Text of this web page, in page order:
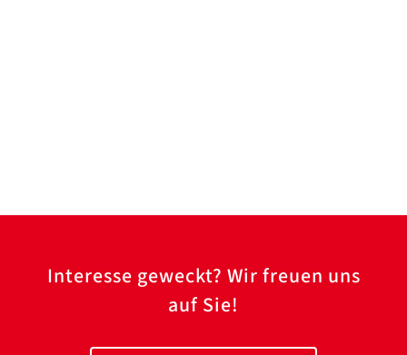
Interesse geweckt? Wir freuen uns
auf Sie!